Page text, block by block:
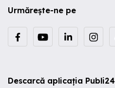
Urmărește-ne pe
Descarcă aplicația Publi24